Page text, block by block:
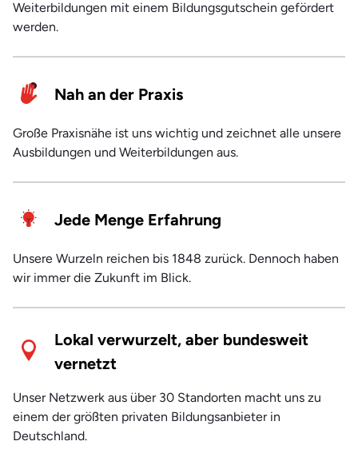
Weiterbildungen mit einem Bildungsgutschein gefördert
werden.
Nah an der Praxis
Große Praxisnähe ist uns wichtig und zeichnet alle unsere
Ausbildungen und Weiterbildungen aus.
Jede Menge Erfahrung
Unsere Wurzeln reichen bis 1848 zurück. Dennoch haben
wir immer die Zukunft im Blick.
Lokal verwurzelt, aber bundesweit
vernetzt
Unser Netzwerk aus über 30 Standorten macht uns zu
einem der größten privaten Bildungsanbieter in
Deutschland.
Weyhe
Wolfsburg
Zwickau